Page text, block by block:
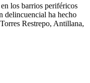
los barrios periféricos
delincuencial ha hecho
Restrepo, Antillana,